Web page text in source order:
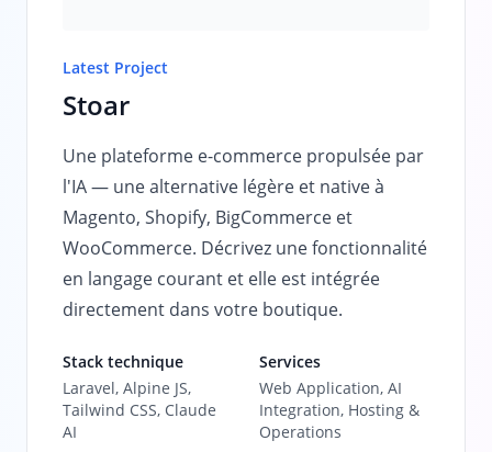
Latest Project
Stoar
Une plateforme e-commerce propulsée par
l'IA — une alternative légère et native à
Magento, Shopify, BigCommerce et
WooCommerce. Décrivez une fonctionnalité
en langage courant et elle est intégrée
directement dans votre boutique.
Stack technique
Laravel, Alpine JS,
Tailwind CSS, Claude
AI
Services
Web Application, AI
Integration, Hosting &
Operations